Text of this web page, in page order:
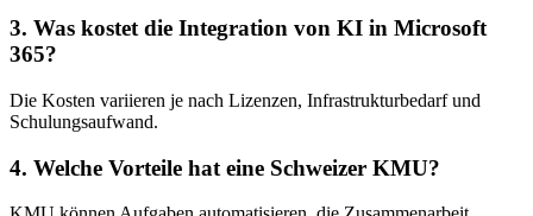
3. Was kostet die Integration von KI in Microsoft
365?
Die Kosten variieren je nach Lizenzen, Infrastrukturbedarf und
Schulungsaufwand.
4. Welche Vorteile hat eine Schweizer KMU?